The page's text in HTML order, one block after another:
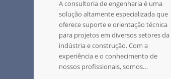
A consultoria de engenharia é uma
solução altamente especializada que
oferece suporte e orientação técnica
para projetos em diversos setores da
indústria e construção. Com a
experiência e o conhecimento de
nossos profissionais, somos…